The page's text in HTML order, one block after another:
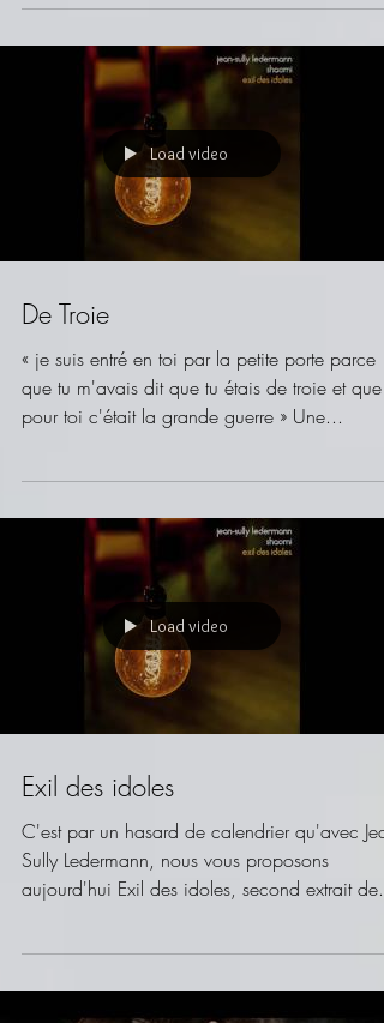
Load video
De Troie
« je suis entré en toi par la petite porte parce
que tu m'avais dit que tu étais de troie et que
pour toi c'était la grande guerre » Une...
Load video
Exil des idoles
C'est par un hasard de calendrier qu'avec
Sully Ledermann, nous vous proposons
aujourd'hui Exil des idoles, second extrait de...